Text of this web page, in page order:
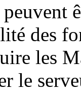
des
les
le